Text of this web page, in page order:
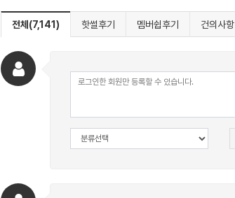
전체(7,141) 핫썰후기 멤버쉽후기 건의사항